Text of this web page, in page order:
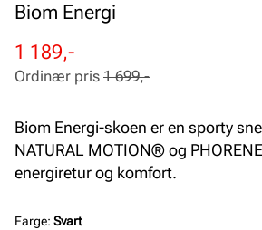
Biom Energi
Rabattert
pris
1 189,-
Ordinær
pris
Ordinær pris 1 699,-
Biom Energi-skoen er en sporty
NATURAL MOTION® og
energiretur og komfort.
Farge: Svart